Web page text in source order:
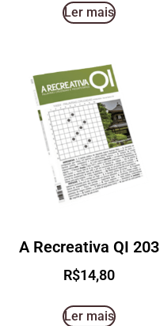
Ler mais
A Recreativa QI 203
R$14,80
Ler mais